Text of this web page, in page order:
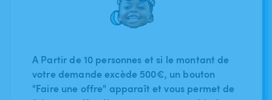
A Partir de 10 personnes et si le montant de
votre demande excède 500€, un bouton
"Faire une offre" apparaît et vous permet de